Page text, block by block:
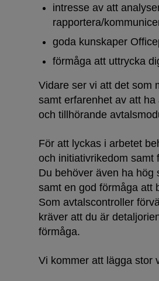
intresse av att
rapportera/
goda kunskaper
förmåga att uttrycka
Vidare ser vi att det som
samt erfarenhet av att
och tillhörande
För att lyckas i arbetet
och initiativrikedom samt
Du behöver även ha hög
samt en god förmåga att
Som avtalscontroller
kräver att du är
förmåga.
Vi kommer att lägga stor